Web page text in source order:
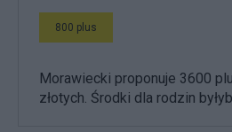
800 plus
Morawiecki proponuje 3600
złotych. Środki dla rodzin